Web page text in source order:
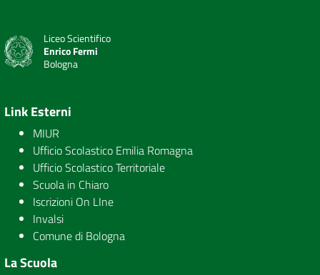
Liceo Scientifico
Enrico Fermi
Bologna
Link Esterni
MIUR
Ufficio Scolastico Emilia Romagna
Ufficio Scolastico Territoriale
Scuola in Chiaro
Iscrizioni On LIne
Invalsi
Comune di Bologna
La Scuola